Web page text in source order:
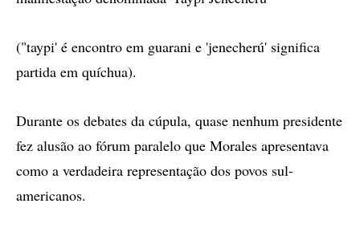
("taypi' é encontro em guarani e 'jenecherú' significa
partida em quíchua).
Durante os debates da cúpula, quase nenhum presidente
fez alusão ao fórum paralelo que Morales apresentava
como a verdadeira representação dos povos sul-
americanos.